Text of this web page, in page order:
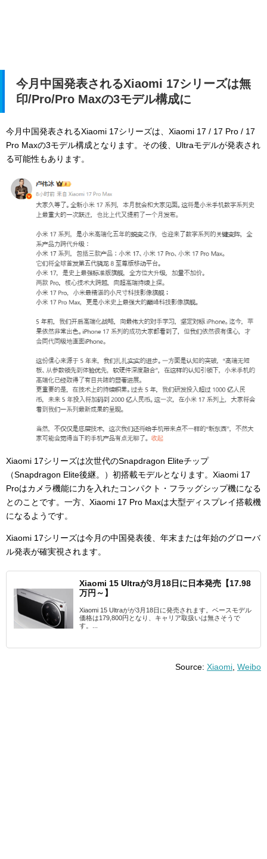
今月中国発表されるXiaomi 17シリーズは無
印/Pro/Pro Maxの3モデル構成に
今月中国発表されるXiaomi 17シリーズは、Xiaomi 17 / 17 Pro / 17
Pro Maxの3モデル構成となります。その後、Ultraモデルが発表され
る可能性もあります。
Xiaomi 17シリーズは次世代のSnapdragon Eliteチップ
（Snapdragon Elite後継。）初搭載モデルとなります。Xiaomi 17
Proはカメラ機能に力を入れたコンパクト・フラッグシップ機になる
とのことです。一方、Xiaomi 17 Pro Maxは大型ディスプレイ搭載機
になるようです。
Xiaomi 17シリーズは今月の中国発表後、年末または年始のグローバ
ル発表が確実視されます。
Xiaomi 15 Ultraが3月18日に日本発売【17.98
万円～】
Xiaomi 15 Ultraがが3月18日に発売されます。ベースモデル
価格は179,800円となり、キャリア取扱いは無さそうで
す。...
Source: Xiaomi, Weibo